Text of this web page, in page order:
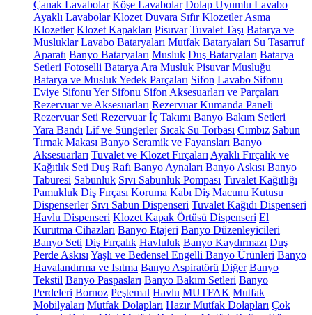
Çanak Lavabolar Köşe Lavabolar Dolap Uyumlu Lavabo
Ayaklı Lavabolar Klozet Duvara Sıfır Klozetler Asma
Klozetler Klozet Kapakları Pisuvar Tuvalet Taşı Batarya ve
Musluklar Lavabo Bataryaları Mutfak Bataryaları Su Tasarruf
Aparatı Banyo Bataryaları Musluk Duş Bataryaları Batarya
Setleri Fotoselli Batarya Ara Musluk Pisuvar Musluğu
Batarya ve Musluk Yedek Parçaları Sifon Lavabo Sifonu
Eviye Sifonu Yer Sifonu Sifon Aksesuarları ve Parçaları
Rezervuar ve Aksesuarları Rezervuar Kumanda Paneli
Rezervuar Seti Rezervuar İç Takımı Banyo Bakım Setleri
Yara Bandı Lif ve Süngerler Sıcak Su Torbası Cımbız Sabun
Tırnak Makası Banyo Seramik ve Fayansları Banyo
Aksesuarları Tuvalet ve Klozet Fırçaları Ayaklı Fırçalık ve
Kağıtlık Seti Duş Rafı Banyo Aynaları Banyo Askısı Banyo
Taburesi Sabunluk Sıvı Sabunluk Pompası Tuvalet Kağıtlığı
Pamukluk Diş Fırçası Koruma Kabı Diş Macunu Kutusu
Dispenserler Sıvı Sabun Dispenseri Tuvalet Kağıdı Dispenseri
Havlu Dispenseri Klozet Kapak Örtüsü Dispenseri El
Kurutma Cihazları Banyo Etajeri Banyo Düzenleyicileri
Banyo Seti Diş Fırçalık Havluluk Banyo Kaydırmazı Duş
Perde Askısı Yaşlı ve Bedensel Engelli Banyo Ürünleri Banyo
Havalandırma ve Isıtma Banyo Aspiratörü Diğer Banyo
Tekstil Banyo Paspasları Banyo Bakım Setleri Banyo
Perdeleri Bornoz Peştemal Havlu MUTFAK Mutfak
Mobilyaları Mutfak Dolapları Hazır Mutfak Dolapları Çok